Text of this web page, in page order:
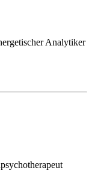
Analytiker